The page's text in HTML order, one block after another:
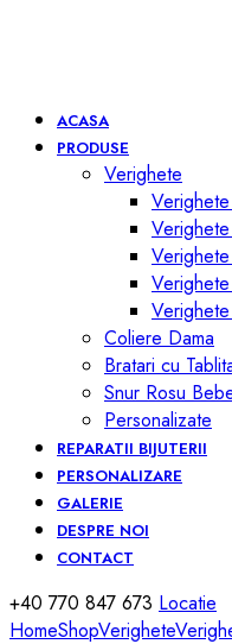
ACASA
PRODUSE
Verighete
Coliere Dama
Bratari cu
Snur Rosu
Personalizate
REPARATII BIJUTERII
PERSONALIZARE
GALERIE
DESPRE NOI
CONTACT
+40 770 847 673 Locatie
HomeShopVerighete